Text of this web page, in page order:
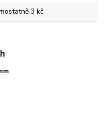
3 kč